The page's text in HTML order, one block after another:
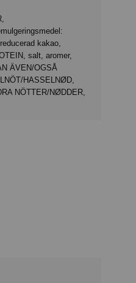
kakao,
salt, aromer,
ÄVEN/OGSÅ
HASSELNØD,
NÖTTER/NØDDER,